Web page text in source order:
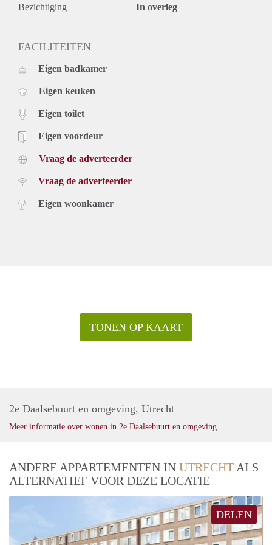
Huurprijs
Inclusief stoffering, servicekosten, water en
De genoemde huurprijs is op basis van minimaal 12
een verhoging.
Voor meer informatie en bezichtigingen kunt u contact met
ons opnemen of zich inschrijven op onze website.
Bezichtiging In overleg
FACILITEITEN
Eigen badkamer
Eigen keuken
Eigen toilet
Eigen voordeur
Vraag de adverteerder
Vraag de adverteerder
Eigen woonkamer
TONEN OP KAART
2e Daalsebuurt en omgeving, Utrecht
Meer informatie over wonen in 2e Daalsebuurt en omgeving
ANDERE APPARTEMENTEN IN UTRECHT ALS
ALTERNATIEF VOOR DEZE LOCATIE
DELEN